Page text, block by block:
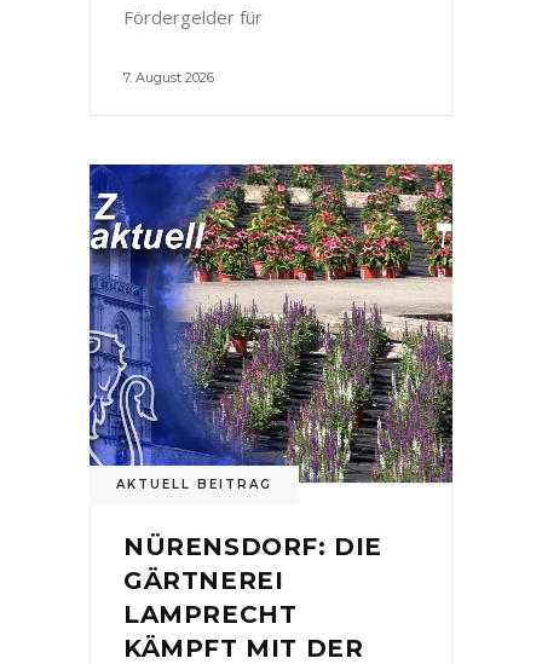
Fördergelder für
7. August 2026
AKTUELL BEITRAG
NÜRENSDORF: DIE
GÄRTNEREI
LAMPRECHT
KÄMPFT MIT DER